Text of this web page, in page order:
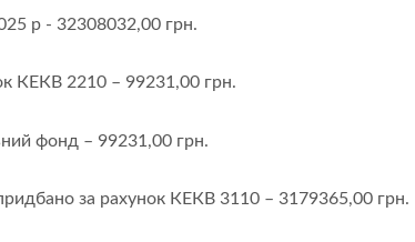
р - 32308032,00 грн.
КЕКВ 2210 – 99231,00 грн.
фонд – 99231,00 грн.
за рахунок КЕКВ 3110 – 3179365,00 грн.